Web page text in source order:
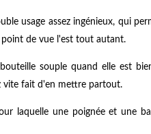
usage assez ingénieux, qui
point de vue l'est tout autant.
souple quand elle est
vite fait d'en mettre partout.
laquelle une poignée et une